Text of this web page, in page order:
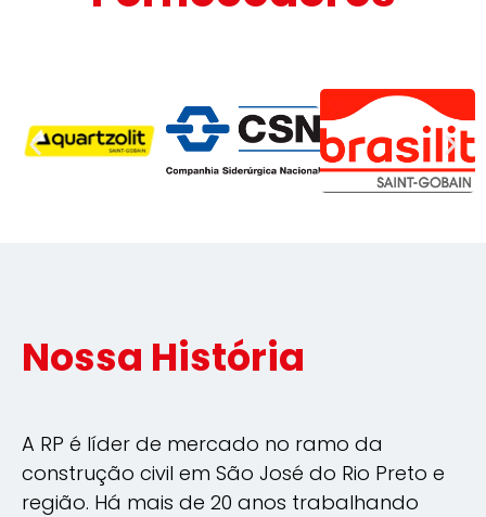
Nossa História
A RP é líder de mercado no ramo da
construção civil em São José do Rio Preto e
região. Há mais de 20 anos trabalhando